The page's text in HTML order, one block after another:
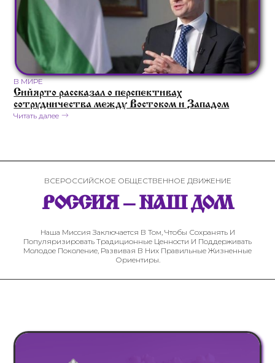
В МИРЕ
Сийярто рассказал о перспективах
сотрудничества между Востоком и Западом
Читать далее
ВСЕРОССИЙСКОЕ ОБЩЕСТВЕННОЕ ДВИЖЕНИЕ
РОССИЯ – НАШ ДОМ
Наша Миссия Заключается В Том, Чтобы Сохранять И
Популяризировать Традиционные Ценности И Поддерживать
Молодое Поколение, Развивая В Них Правильные Жизненные
Ориентиры.